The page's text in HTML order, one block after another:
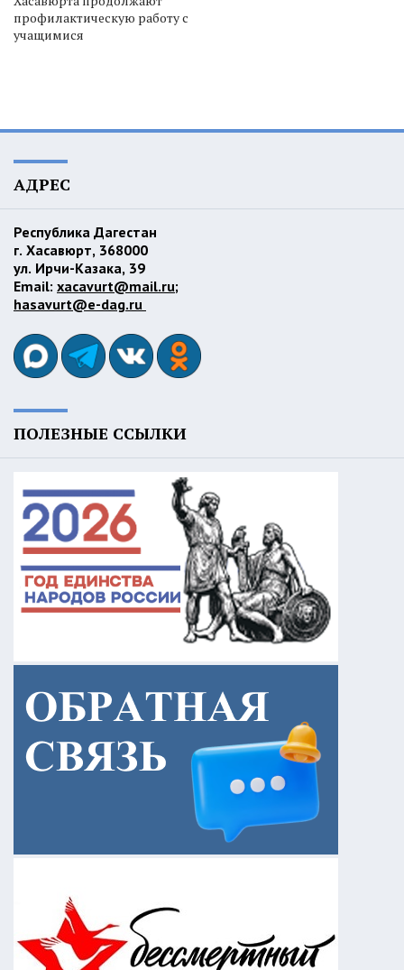
профилактическую работу с
учащимися
АДРЕС
Республика Дагестан
г. Хасавюрт, 368000
ул. Ирчи-Казака, 39
Email: xacavurt@mail.ru;
hasavurt@e-dag.ru
ПОЛЕЗНЫЕ ССЫЛКИ